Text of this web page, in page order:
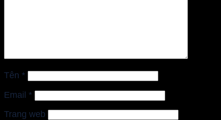
Tên *
Email *
Trang web